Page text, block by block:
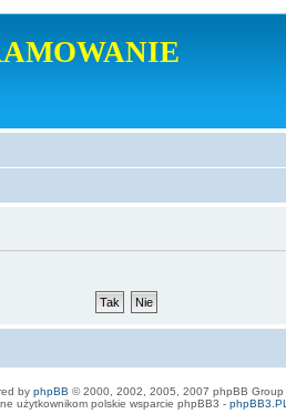
by phpBB © 2000, 2002, 2005, 2007 phpBB Group
użytkownikom polskie wsparcie phpBB3 - phpBB3.PL